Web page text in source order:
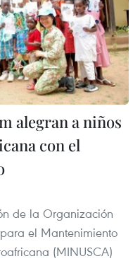
alegran a niños
con el
de la Organización
el Mantenimiento
(MINUSCA)